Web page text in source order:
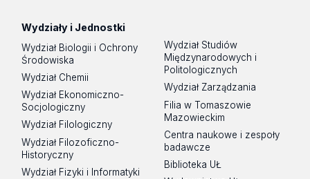
Wydziały i Jednostki
Wydział Biologii i Ochrony
Środowiska
Wydział Chemii
Wydział Ekonomiczno-
Socjologiczny
Wydział Filologiczny
Wydział Filozoficzno-
Historyczny
Wydział Fizyki i Informatyki
Wydział Studiów
Międzynarodowych i
Politologicznych
Wydział Zarządzania
Filia w Tomaszowie
Mazowieckim
Centra naukowe i zespoły
badawcze
Biblioteka UŁ